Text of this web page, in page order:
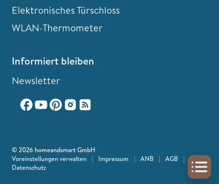
Elektronisches Türschloss
WLAN-Thermometer
Informiert bleiben
Newsletter
© 2026 homeandsmart GmbH
Voreinstellungen verwalten
| Impressum | ANB | AGB
|
Datenschutz